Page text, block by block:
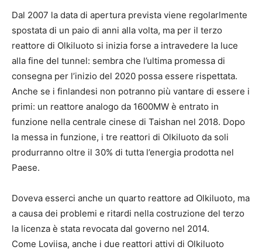
Dal 2007 la data di apertura prevista viene regolarlmente
spostata di un paio di anni alla volta, ma per il terzo
reattore di Olkiluoto si inizia forse a intravedere la luce
alla fine del tunnel: sembra che l’ultima promessa di
consegna per l’inizio del 2020 possa essere rispettata.
Anche se i finlandesi non potranno più vantare di essere i
primi: un reattore analogo da 1600MW è entrato in
funzione nella centrale cinese di Taishan nel 2018. Dopo
la messa in funzione, i tre reattori di Olkiluoto da soli
produrranno oltre il 30% di tutta l’energia prodotta nel
Paese.
Doveva esserci anche un quarto reattore ad Olkiluoto, ma
a causa dei problemi e ritardi nella costruzione del terzo
la licenza è stata revocata dal governo nel 2014.
Come Loviisa, anche i due reattori attivi di Olkiluoto